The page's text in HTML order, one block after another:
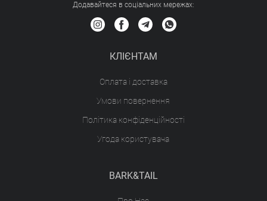
Додавайтеся в соціальних мережах:
КЛІЄНТАМ
Оплата і доставка
Умови повернення
Політика конфіденційності
Угода користувача
BARK&TAIL